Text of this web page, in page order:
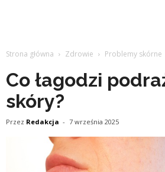
Strona główna Zdrowie Problemy skórne
Co łagodzi
skóry?
Przez Redakcja - 7 września 2025